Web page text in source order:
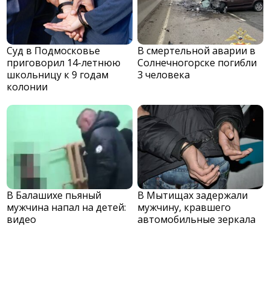
Суд в Подмосковье
приговорил 14-летнюю
школьницу к 9 годам
колонии
В смертельной аварии в
Солнечногорске погибли
3 человека
В Балашихе пьяный
мужчина напал на детей:
видео
В Мытищах задержали
мужчину, кравшего
автомобильные зеркала